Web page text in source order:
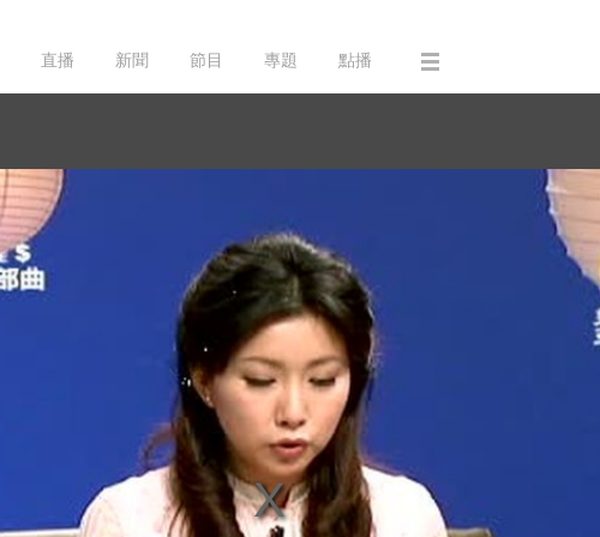
直播 新聞 節目 專題 點播